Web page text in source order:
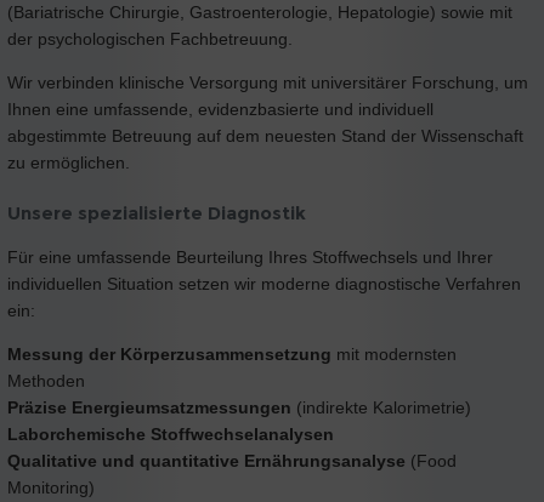
(Bariatrische Chirurgie, Gastroenterologie, Hepatologie) sowie mit
der psychologischen Fachbetreuung.
Wir verbinden klinische Versorgung mit universitärer Forschung, um
Ihnen eine umfassende, evidenzbasierte und individuell
abgestimmte Betreuung auf dem neuesten Stand der Wissenschaft
zu ermöglichen.
Unsere spezialisierte Diagnostik
Für eine umfassende Beurteilung Ihres Stoffwechsels und Ihrer
individuellen Situation setzen wir moderne diagnostische Verfahren
ein:
Messung der Körperzusammensetzung mit modernsten
Methoden
Präzise Energieumsatzmessungen (indirekte Kalorimetrie)
Laborchemische Stoffwechselanalysen
Qualitative und quantitative Ernährungsanalyse (Food
Monitoring)